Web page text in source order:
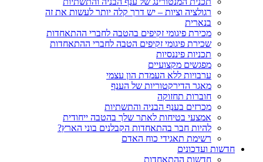
רגולציה וציות – יש דרך קלה יותר לעשות את זה
בנארית
מכירת פיגומי זקיפים בהטבה לחברי ההתאחדות
שכירת פיגומי זקיפים הטבה לחברי ההתאחדות
תכניות פיננסיות
מפגשים מקצועיים
ערבויות ללא העמדת הון עצמי
מאגר הדירקטוריות של הענף
חוברות תחזוקה
מכרזים בענף הבניה והתשתיות
אמצעי בטיחות לאתר שלך בהטבה ייחודית
להיות חבר בהתאחדות הקבלנים בוני הארץ?
רשימת תאגידי כוח האדם
חדשות ועדכונים
חדשות ההתאחדות